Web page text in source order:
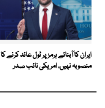
ایران کا آبنائے ہرمز پر ٹول عائد کرنے کا
منصوبہ نہیں، امریکی نائب صدر